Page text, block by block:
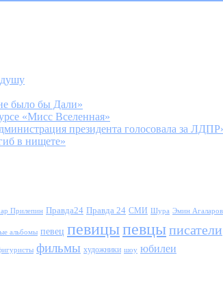
душу
было бы Дали»
«Мисс Вселенная»
президента голосовала за
в нищете»
Прилепин Правда24 Правда 24 СМИ Шура Эмин Агаларов
альбомы певец певицыпевцыписатели
фильмы художники шоу юбилеи